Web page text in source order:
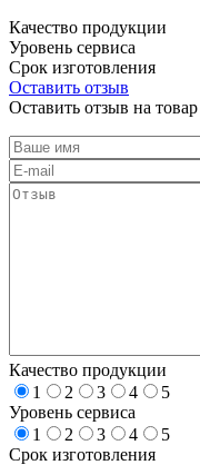
Качество продукции
Уровень сервиса
Срок изготовления
Оставить отзыв
Оставить отзыв на
Качество продукции
1
2 3 4
5
Уровень сервиса
1
2 3 4
5
Срок изготовления